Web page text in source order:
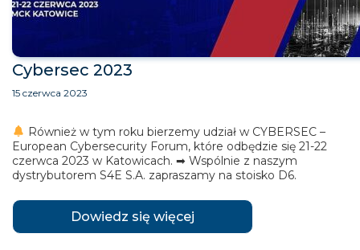
Cybersec 2023
15 czerwca 2023
Również w tym roku bierzemy udział w CYBERSEC –
European Cybersecurity Forum, które odbędzie się 21-22
czerwca 2023 w Katowicach. ➡ Wspólnie z naszym
dystrybutorem S4E S.A. zapraszamy na stoisko D6.
Dowiedz się więcej